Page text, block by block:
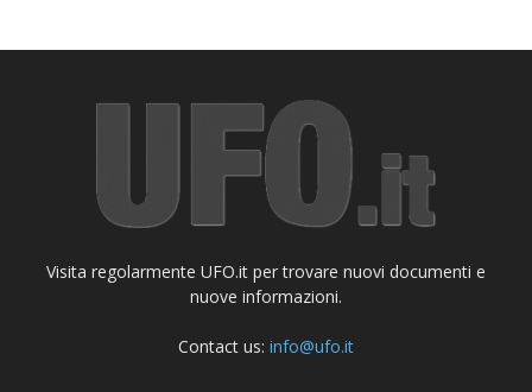
Visita regolarmente UFO.it per trovare nuovi documenti e
nuove informazioni.
Contact us: info@ufo.it